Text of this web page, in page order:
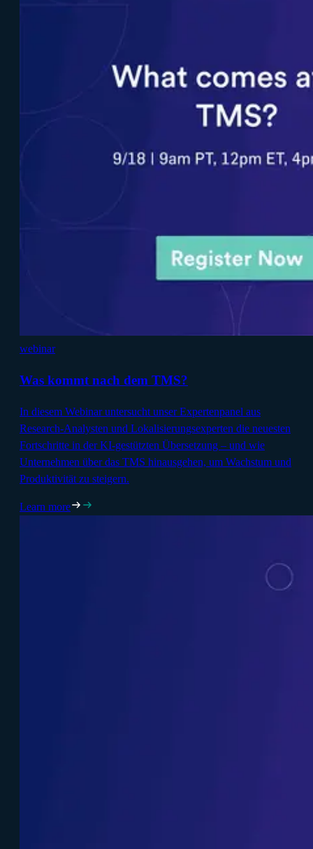
webinar
Was kommt nach dem TMS?
In diesem Webinar untersucht unser Expertenpanel aus
Research-Analysten und Lokalisierungsexperten die neuesten
Fortschritte in der KI-gestützten Übersetzung – und wie
Unternehmen über das TMS hinausgehen, um Wachstum und
Produktivität zu steigern.
Learn more